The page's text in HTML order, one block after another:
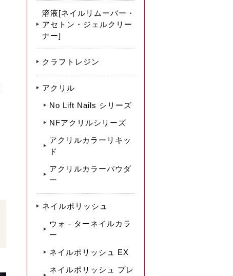
溶液[ネイルリムーバー・
アセトン・ジェルクリー
ナー]
クラフトレジン
アクリル
No Lift Nails シリーズ
NFアクリルシリーズ
アクリルカラーリキッ
ド
アクリルカラーパウダ
ー
ネイルポリッシュ
ウォ－ターネイルカラ
ー
ネイルポリッシュ EX
ネイルポリッシュ プレ